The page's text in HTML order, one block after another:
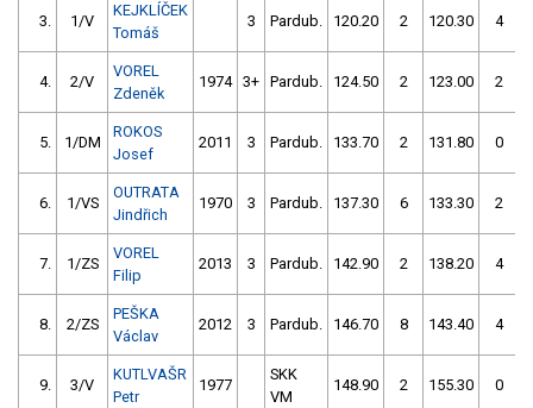
3. 1/V
KEJKLÍČEK
Tomáš
3 Pardub. 120.20 2 120.30 4
4. 2/V
VOREL
Zdeněk
1974 3+ Pardub. 124.50 2 123.00 2
5. 1/DM
ROKOS
Josef
2011 3 Pardub. 133.70 2 131.80 0
6. 1/VS
OUTRATA
Jindřich
1970 3 Pardub. 137.30 6 133.30 2
7. 1/ZS
VOREL
Filip
2013 3 Pardub. 142.90 2 138.20 4
8. 2/ZS
PEŠKA
Václav
2012 3 Pardub. 146.70 8 143.40 4
9. 3/V
KUTLVAŠR
Petr
1977
SKK
VM
148.90 2 155.30 0